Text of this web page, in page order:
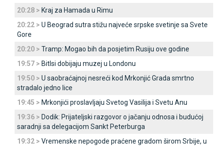
20:28 > Kraj za Hamada u Rimu
20:22 > U Beograd sutra stižu najveće srpske svetinje sa Svete
Gore
20:20 > Tramp: Mogao bih da posjetim Rusiju ove godine
19:57 > Bitlsi dobijaju muzej u Londonu
19:50 > U saobraćajnoj nesreći kod Mrkonjić Grada smrtno
stradalo jedno lice
19:45 > Mrkonjići proslavljaju Svetog Vasilija i Svetu Anu
19:36 > Dodik: Prijateljski razgovor o jačanju odnosa i budućoj
saradnji sa delegacijom Sankt Peterburga
19:32 > Vremenske nepogode praćene gradom širom Srbije, u